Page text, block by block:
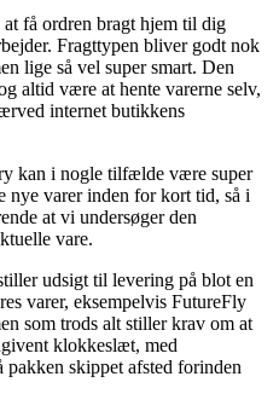
få ordren bragt hjem til dig
Fragttypen bliver godt nok
lige så vel super smart. Den
altid være at hente varerne selv,
internet butikkens
kan i nogle tilfælde være super
nye varer inden for kort tid, så i
at vi undersøger den
vare.
udsigt til levering på blot en
varer, eksempelvis FutureFly
som trods alt stiller krav om at
klokkeslæt, med
pakken skippet afsted forinden